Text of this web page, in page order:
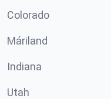
Colorado
Máriland
Indiana
Utah